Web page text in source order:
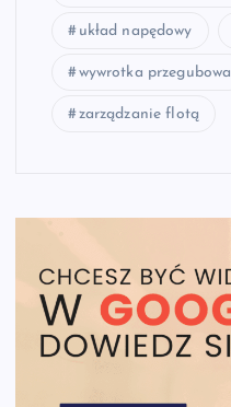
układ napędowy
wywrotka przegubowa
zarządzanie flotą